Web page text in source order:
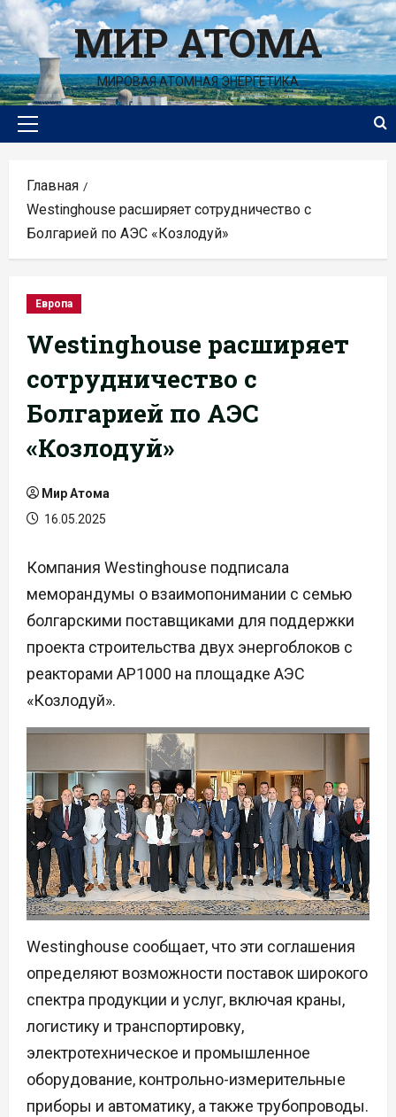
Перейти
к
содержимомуМИР АТОМА
МИРОВАЯ АТОМНАЯ ЭНЕРГЕТИКА
Основное
Главная
Westinghouse расширяет сотрудничество с
Болгарией по АЭС «Козлодуй»
Европа
Westinghouse расширяет
сотрудничество с
Болгарией по АЭС
«Козлодуй»
Мир Атома
16.05.2025
Компания Westinghouse подписала
меморандумы о взаимопонимании с семью
болгарскими поставщиками для поддержки
проекта строительства двух энергоблоков с
реакторами AP1000 на площадке АЭС
«Козлодуй».
Westinghouse сообщает, что эти соглашения
определяют возможности поставок широкого
спектра продукции и услуг, включая краны,
логистику и транспортировку,
электротехническое и промышленное
оборудование, контрольно-измерительные
приборы и автоматику, а также трубопроводы.